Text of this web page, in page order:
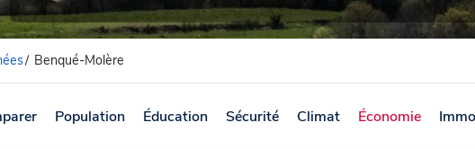
/ Benqué-Molère
Population Éducation Sécurité Climat Économie